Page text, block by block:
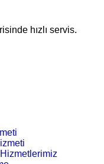
hızlı servis.